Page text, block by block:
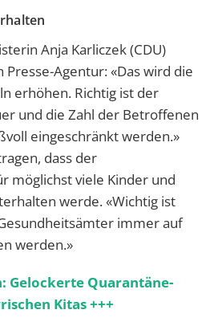
Anja Karliczek (CDU)
Agentur: «Das wird die
erhöhen. Richtig ist der
und die Zahl der Betroffenen
eingeschränkt werden.»
dass der
möglichst viele Kinder und
werde. «Wichtig ist
immer auf
werden.»
Gelockerte Quarantäne-
Kitas +++